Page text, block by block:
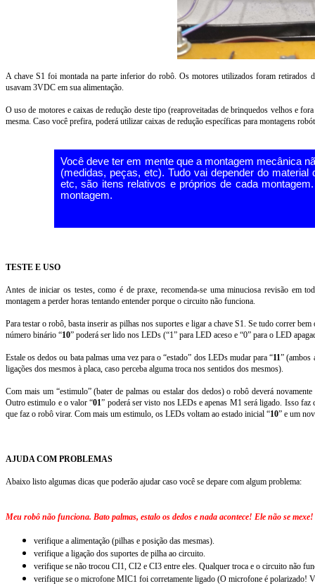
A chave S1 foi montada na parte inferior do robô. Os motores utilizados foram retirados
usavam 3VDC em sua alimentação.
O uso de motores e caixas de redução deste tipo (reaproveitadas de brinquedos velhos e
mesma. Caso você prefira, poderá utilizar caixas de redução específicas para montagens
Você deve ter em mente que a montagem mecânica
(medidas, peças, etc). Tudo vai depender do
etc, são itens relativos e próprios de cada
montagem.
TESTE E USO
Antes de iniciar os testes, como é de praxe, recomenda-se uma minuciosa revisão em
montagem a perder horas tentando entender porque o circuito não funciona.
Para testar o robô, basta inserir as pilhas nos suportes e ligar a chave S1. Se tudo correr
número binário “10” poderá ser lido nos LEDs (“1” para LED aceso e “0” para o LED
Estale os dedos ou bata palmas uma vez para o “estado” dos LEDs mudar para “11” (ambos
ligações dos mesmos à placa, caso perceba alguma troca nos sentidos dos mesmos).
Com mais um “estimulo” (bater de palmas ou estalar dos dedos) o robô deverá
Outro estimulo e o valor “01” poderá ser visto nos LEDs e apenas M1 será ligado. Isso
que faz o robô virar. Com mais um estimulo, os LEDs voltam ao estado inicial “10” e um
AJUDA COM PROBLEMAS
Abaixo listo algumas dicas que poderão ajudar caso você se depare com algum problema:
Meu robô não funciona. Bato palmas, estalo os dedos e nada acontece! Ele não se mexe!
verifique a alimentação (pilhas e posição das mesmas).
verifique a ligação dos suportes de pilha ao circuito.
verifique se não trocou CI1, CI2 e CI3 entre eles. Qualquer troca e o circuito não
verifique se o microfone MIC1 foi corretamente ligado (O microfone é polarizado!